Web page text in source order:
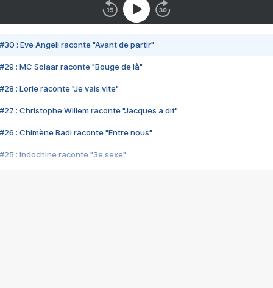
#30 : Eve Angeli raconte "Avant de partir"
#29 : MC Solaar raconte "Bouge de là"
#28 : Lorie raconte "Je vais vite"
#27 : Christophe Willem raconte "Jacques a dit"
#26 : Chimène Badi raconte "Entre nous"
#25 : Indochine raconte "3e sexe"